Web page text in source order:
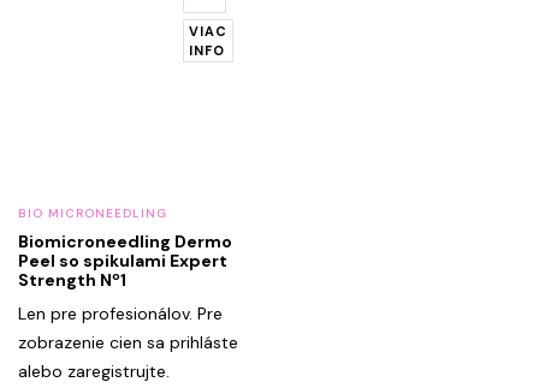
VIAC
INFO
BIO MICRONEEDLING
Biomicroneedling Dermo
Peel so spikulami Expert
Strength Nº1
Len pre profesionálov. Pre
zobrazenie cien sa prihláste
alebo zaregistrujte.